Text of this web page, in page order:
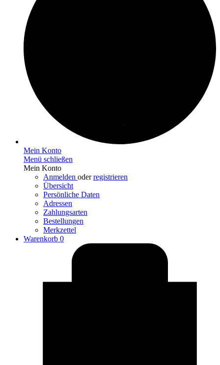
Mein Konto
Menü schließen
Mein Konto
Anmelden oderregistrieren
Übersicht
Persönliche Daten
Adressen
Zahlungsarten
Bestellungen
Merkzettel
Warenkorb 0